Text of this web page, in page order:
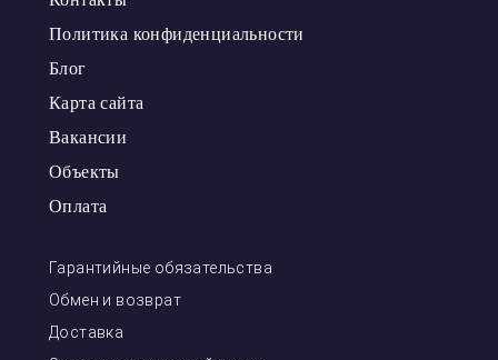
Политика конфиденциальности
Блог
Карта сайта
Вакансии
Объекты
Оплата
Гарантийные обязательства
Обмен и возврат
Доставка